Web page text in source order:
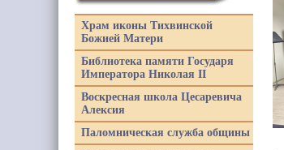
Храм иконы Тихвинской
Божией Матери
Библиотека памяти Государя
Императора Николая II
Воскресная школа Цесаревича
Алексия
Паломническая служба общины